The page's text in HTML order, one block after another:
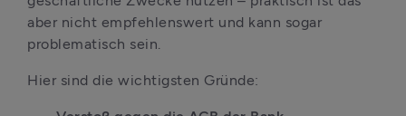
aber nicht empfehlenswert und kann sogar
problematisch sein.
Hier sind die wichtigsten Gründe: